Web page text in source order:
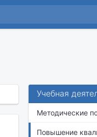
Учебная
Методические
Повышение